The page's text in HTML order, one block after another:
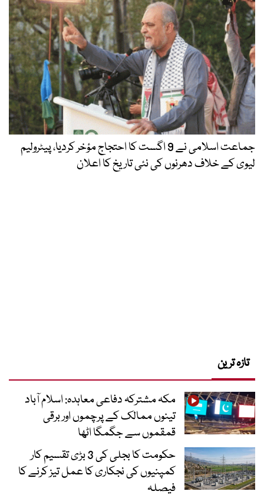
جماعت اسلامی نے 9 اگست کا احتجاج مؤخر کردیا، پیٹرولیم
لیوی کے خلاف دھرنوں کی نئی تاریخ کا اعلان
تازہ ترین
مکہ مشترکہ دفاعی معاہدہ: اسلام آباد
تینوں ممالک کے پرچموں اور برقی
قمقموں سے جگمگا اٹھا
حکومت کا بجلی کی 3 بڑی تقسیم کار
کمپنیوں کی نجکاری کا عمل تیز کرنے کا
فیصلہ